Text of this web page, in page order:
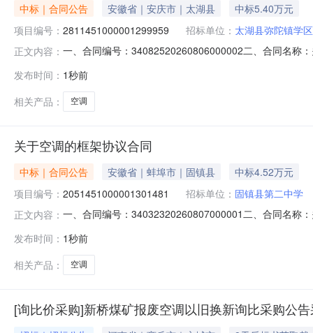
中标｜合同公告 安徽省｜安庆市｜太湖县
中标5.40万元
项目编号： 2811451000001299959 招标单位： 太湖县弥陀镇学
正文内容： 一、合同编号：34082520260806000002二、合同名称
安庆市太湖县安徽省安庆市太湖县弥陀镇联系方式：
发布时间： 1秒前
相关产品：
空调
关于空调的框架协议合同
中标｜合同公告 安徽省｜蚌埠市｜固镇县
中标4.52万元
项目编号： 2051451000001301481 招标单位： 固镇县第二中学
正文内容： 一、合同编号：34032320260807000001二、合同名称
路北侧联系方式：18655216928六、合同主要信息主要
发布时间： 1秒前
相关产品：
空调
[询比价采购]新桥煤矿报废空调以旧换新询比采购公